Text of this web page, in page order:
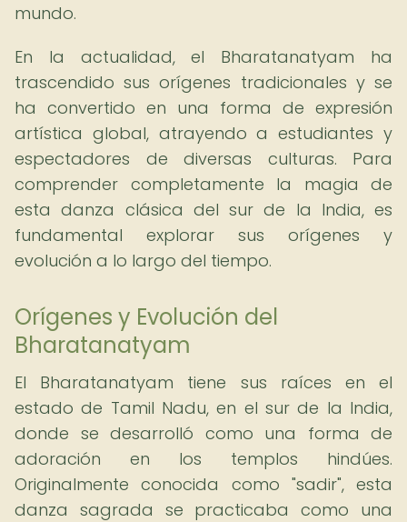
mundo.
En la actualidad, el Bharatanatyam ha
trascendido sus orígenes tradicionales y se
ha convertido en una forma de expresión
artística global, atrayendo a estudiantes y
espectadores de diversas culturas. Para
comprender completamente la magia de
esta danza clásica del sur de la India, es
fundamental explorar sus orígenes y
evolución a lo largo del tiempo.
Orígenes y Evolución del
Bharatanatyam
El Bharatanatyam tiene sus raíces en el
estado de Tamil Nadu, en el sur de la India,
donde se desarrolló como una forma de
adoración en los templos hindúes.
Originalmente conocida como "sadir", esta
danza sagrada se practicaba como una